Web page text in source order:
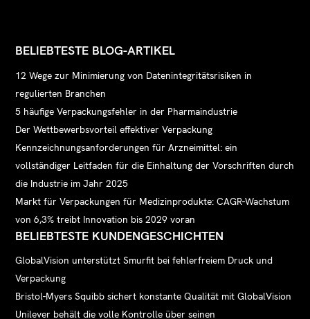
BELIEBTESTE BLOG-ARTIKEL
12 Wege zur Minimierung von Datenintegritätsrisiken in
regulierten Branchen
5 häufige Verpackungsfehler in der Pharmaindustrie
Der Wettbewerbsvorteil effektiver Verpackung
Kennzeichnungsanforderungen für Arzneimittel: ein
vollständiger Leitfaden für die Einhaltung der Vorschriften durch
die Industrie im Jahr 2025
Markt für Verpackungen für Medizinprodukte: CAGR-Wachstum
von 6,3% treibt Innovation bis 2029 voran
BELIEBTESTE KUNDENGESCHICHTEN
GlobalVision unterstützt Smurfit bei fehlerfreiem Druck und
Verpackung
Bristol-Myers Squibb sichert konstante Qualität mit GlobalVision
Unilever behält die volle Kontrolle über seinen